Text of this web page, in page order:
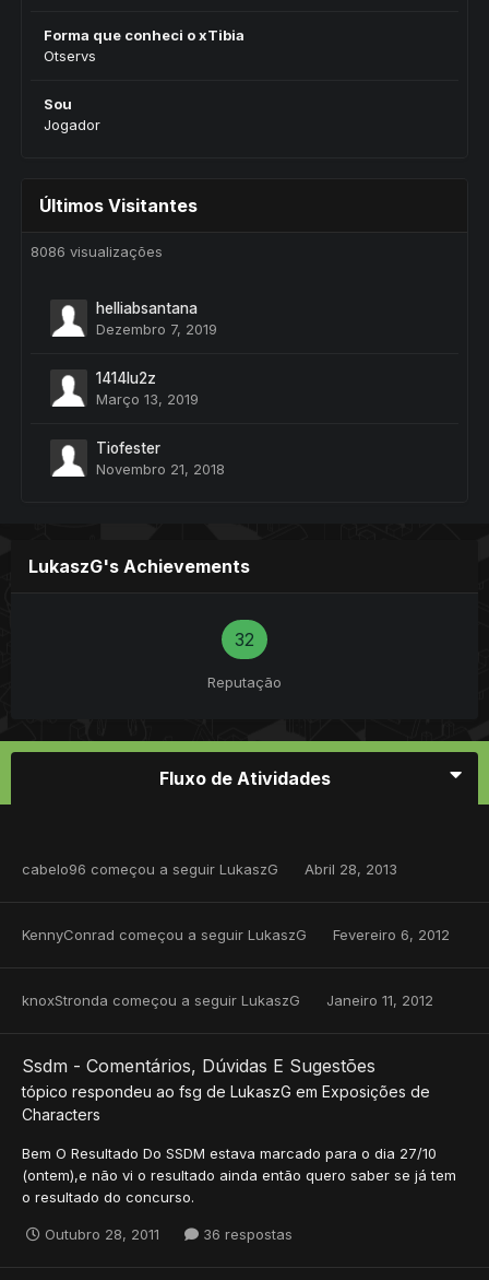
Forma que conheci o xTibia
Otservs
Sou
Jogador
Últimos Visitantes
8086 visualizações
helliabsantana
Dezembro 7, 2019
1414lu2z
Março 13, 2019
Tiofester
Novembro 21, 2018
LukaszG's Achievements
32
Reputação
Fluxo de Atividades
cabelo96 começou a seguir LukaszG Abril 28, 2013
KennyConrad começou a seguir LukaszG Fevereiro 6, 2012
knoxStronda começou a seguir LukaszG Janeiro 11, 2012
Ssdm - Comentários, Dúvidas E Sugestões
tópico respondeu ao fsg de LukaszG em Exposições de
Characters
Bem O Resultado Do SSDM estava marcado para o dia 27/10
(ontem),e não vi o resultado ainda então quero saber se já tem
o resultado do concurso.
Outubro 28, 2011 36 respostas